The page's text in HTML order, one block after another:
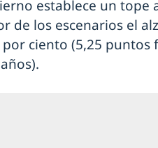
establece un tope
de los escenarios el
por ciento (5,25